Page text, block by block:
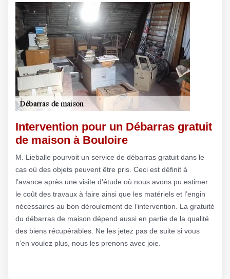
Intervention pour un Débarras gratuit
de maison à Bouloire
M. Lieballe pourvoit un service de débarras gratuit dans le
cas où des objets peuvent être pris. Ceci est définit à
l’avance après une visite d’étude où nous avons pu estimer
le coût des travaux à faire ainsi que les matériels et l’engin
nécessaires au bon déroulement de l’intervention. La gratuité
du débarras de maison dépend aussi en partie de la qualité
des biens récupérables. Ne les jetez pas de suite si vous
n’en voulez plus, nous les prenons avec joie.